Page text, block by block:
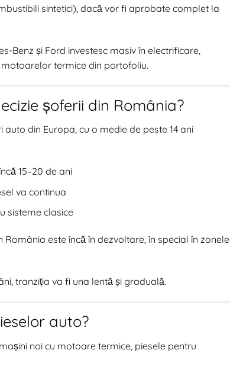
sintetici), dacă vor fi aprobate complet la
Benz și Ford investesc masiv în electrificare,
termice din portofoliu.
șoferii din România?
din Europa, cu o medie de peste 14 ani
15–20 de ani
va continua
sisteme clasice
este încă în dezvoltare, în special în zonele
tranziția va fi una lentă și graduală.
auto?
noi cu motoare termice, piesele pentru